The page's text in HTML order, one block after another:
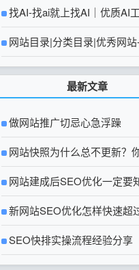
航-收录网站-自助广告系统
找AI-找ai就上找AI｜优质AI
大全
网站目录|分类目录|优秀网站
链网【官方网站】
最新文章
做网站推广切忌心急浮躁
网站快照为什么总不更新？
的网站快照问题都在这里
网站建成后SEO优化一定要
新网站SEO优化怎样快速超
站？
SEO快排实操流程经验分享